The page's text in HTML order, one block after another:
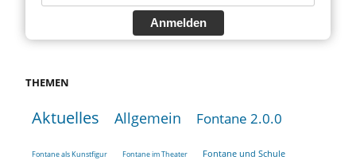
Anmelden
THEMEN
Aktuelles Allgemein Fontane 2.0.0
Fontane als Kunstfigur Fontane im Theater Fontane und Schule